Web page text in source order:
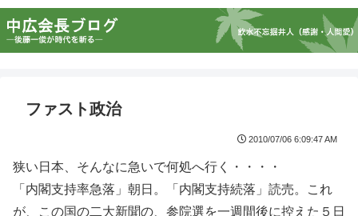
ファスト政治
2010/07/06 6:09:47 AM
狭い日本、そんなに急いで何処へ行く・・・・
「内閣支持率急落」朝日。「内閣支持続落」読売。これ
が、この国の二大新聞の、参院選を一週間後に控えた５日